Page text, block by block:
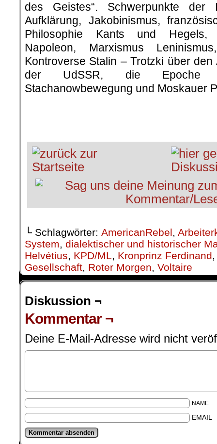
des Geistes“. Schwerpunkte der
Aufklärung, Jakobinismus,
Philosophie Kants und Hegels,
Napoleon, Marxismus
Kontroverse Stalin – Trotzki über
der UdSSR, die Epoche
Stachanowbewegung und Moskauer
└ Schlagwörter: AmericanRebel,
System, dialektischer und historischer
Helvétius, KPD/ML, Kronprinz Ferdinand
Gesellschaft, Roter Morgen, Voltaire
Diskussion ¬
Kommentar ¬
Deine E-Mail-Adresse wird nicht
NAME
EMAIL